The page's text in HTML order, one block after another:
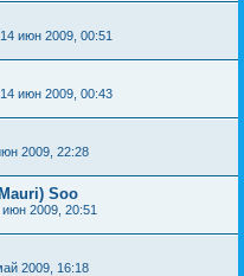
14 июн 2009, 00:51
14 июн 2009, 00:43
2009, 22:28
Soo
июн 2009, 20:51
2009, 16:18